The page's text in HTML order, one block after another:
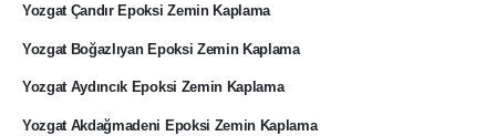
Yozgat Çandır Epoksi Zemin Kaplama
Yozgat Boğazlıyan Epoksi Zemin Kaplama
Yozgat Aydıncık Epoksi Zemin Kaplama
Yozgat Akdağmadeni Epoksi Zemin Kaplama